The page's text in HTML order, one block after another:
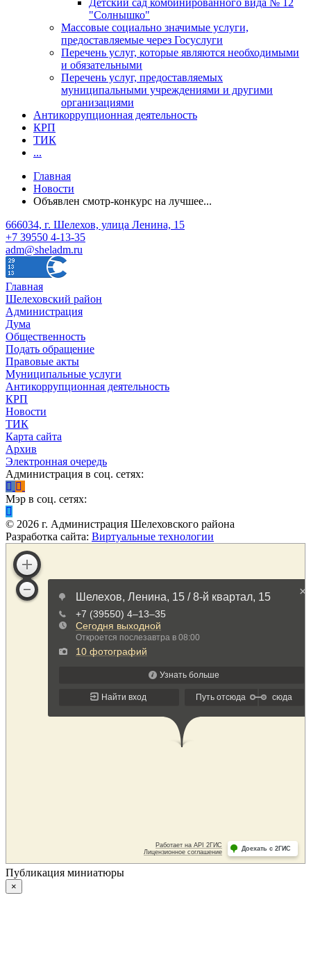
"Солнышко"
Массовые социально значимые услуги,
предоставляемые через Госуслуги
Перечень услуг, которые являются необходимыми
и обязательными
Перечень услуг, предоставляемых
муниципальными учреждениями и другими
организациями
Антикоррупционная деятельность
КРП
ТИК
...
Главная
Новости
Объявлен смотр-конкурс на лучшее...
666034, г. Шелехов, улица Ленина, 15
+7 39550 4-13-35
adm@sheladm.ru
Главная
Шелеховский район
Администрация
Дума
Общественность
Подать обращение
Правовые акты
Муниципальные услуги
Антикоррупционная деятельность
КРП
Новости
ТИК
Карта сайта
Архив
Электронная очередь
Администрация в соц. сетях:
Мэр в соц. сетях:
© 2026 г. Администрация Шелеховского района
Разработка сайта: Виртуальные технологии
Публикация миниатюры
×